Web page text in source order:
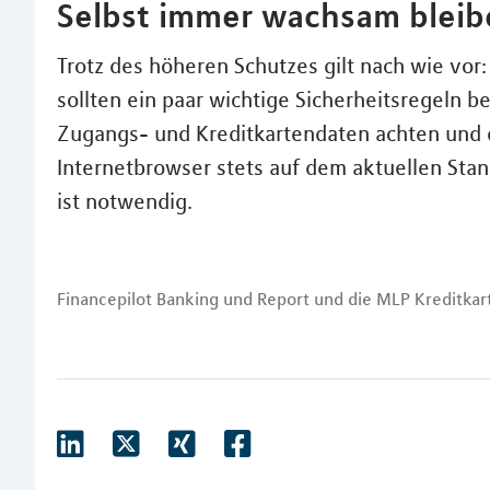
Selbst immer wachsam
Trotz des höheren Schutzes gilt nach wie
sollten ein paar wichtige Sicherheitsregeln
Zugangs- und Kreditkartendaten achten und
Internetbrowser stets auf dem aktuellen
ist notwendig.
Financepilot Banking und Report und die MLP